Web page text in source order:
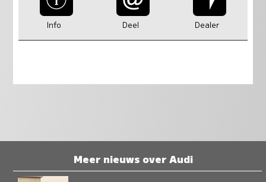
Info Deel Dealer
Meer nieuws over Audi